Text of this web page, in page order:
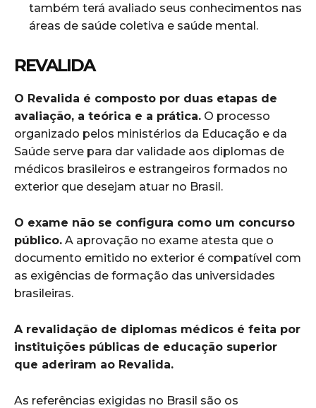
também terá avaliado seus conhecimentos nas
áreas de saúde coletiva e saúde mental.
REVALIDA
O Revalida é composto por duas etapas de
avaliação, a teórica e a prática. O processo
organizado pelos ministérios da Educação e da
Saúde serve para dar validade aos diplomas de
médicos brasileiros e estrangeiros formados no
exterior que desejam atuar no Brasil.
O exame não se configura como um concurso
público. A aprovação no exame atesta que o
documento emitido no exterior é compatível com
as exigências de formação das universidades
brasileiras.
A revalidação de diplomas médicos é feita por
instituições públicas de educação superior
que aderiram ao Revalida.
As referências exigidas no Brasil são os